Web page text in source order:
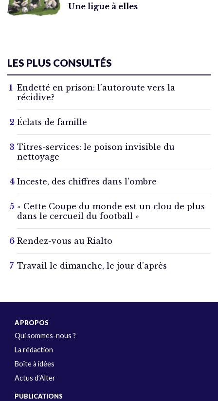
Une ligue à elles
LES PLUS CONSULTÉS
Endetté en prison: l’autoroute vers la
récidive?
Éclats de famille
Titres-services: le poison invisible du
nettoyage
Inceste, des chiffres dans l’ombre
« Cette Coupe du monde est un clou de plus
dans le cercueil du football »
Rendez-vous au Rialto
Travail le dimanche, le jour d’après
A PROPOS
Qui sommes-nous ?
La rédaction
Boîte à idées
Actus d’Alter
PUBLICATIONS